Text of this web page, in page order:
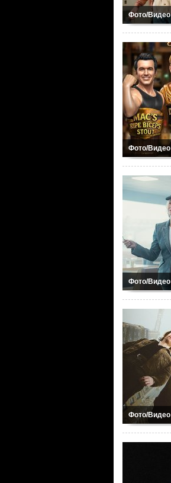
Фото/Видео
Фото/Видео
Фото/Видео
Фото/Видео